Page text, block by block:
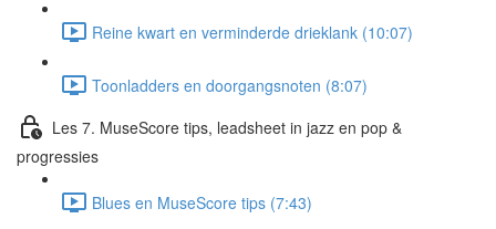
Reine kwart en verminderde drieklank (10:07)
Toonladders en doorgangsnoten (8:07)
Les 7. MuseScore tips, leadsheet in jazz en pop &
progressies
Blues en MuseScore tips (7:43)